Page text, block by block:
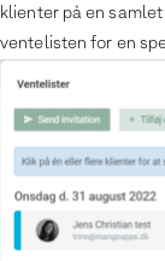
klienter på en
ventelisten for en